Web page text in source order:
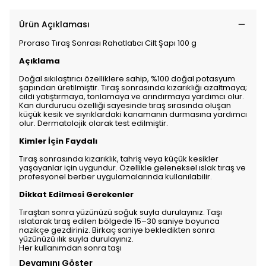
Ürün Açıklaması
Proraso Tıraş Sonrası Rahatlatıcı Cilt Şapı 100 g
Açıklama
Doğal sıkılaştırıcı özelliklere sahip, %100 doğal potasyum
şapından üretilmiştir. Tıraş sonrasında kızarıklığı azaltmaya;
cildi yatıştırmaya, tonlamaya ve arındırmaya yardımcı olur.
Kan durdurucu özelliği sayesinde tıraş sırasında oluşan
küçük kesik ve sıyrıklardaki kanamanın durmasına yardımcı
olur. Dermatolojik olarak test edilmiştir.
Kimler İçin Faydalı
Tıraş sonrasında kızarıklık, tahriş veya küçük kesikler
yaşayanlar için uygundur. Özellikle geleneksel ıslak tıraş ve
profesyonel berber uygulamalarında kullanılabilir.
Dikkat Edilmesi Gerekenler
Tıraştan sonra yüzünüzü soğuk suyla durulayınız. Taşı
ıslatarak tıraş edilen bölgede 15–30 saniye boyunca
nazikçe gezdiriniz. Birkaç saniye bekledikten sonra
yüzünüzü ılık suyla durulayınız.
Her kullanımdan sonra taşı
Devamını Göster